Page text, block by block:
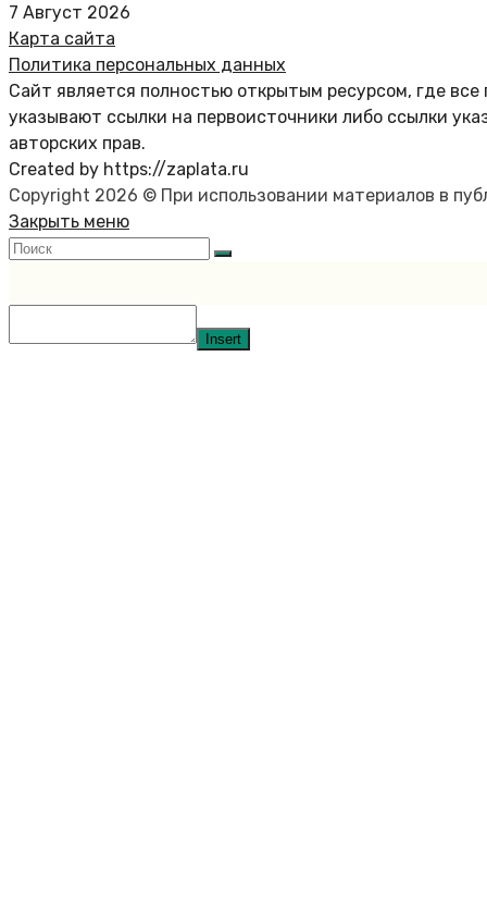
7 Август 2026
Карта сайта
Политика персональных данных
Сайт является полностью открытым ресурсом, где
указывают ссылки на первоисточники либо ссылки
авторских прав.
Created by https://zaplata.ru
Copyright 2026 © При использовании материалов в
Закрыть меню
Insert